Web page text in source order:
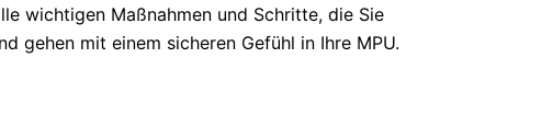
wichtigen Maßnahmen und Schritte, die Sie
gehen mit einem sicheren Gefühl in Ihre MPU.